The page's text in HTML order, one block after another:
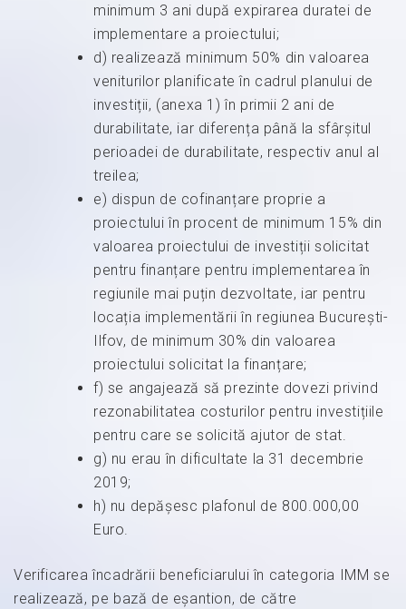
minimum 3 ani după expirarea duratei de
implementare a proiectului;
d) realizează minimum 50% din valoarea
veniturilor planificate în cadrul planului de
investiții, (anexa 1) în primii 2 ani de
durabilitate, iar diferența până la sfârșitul
perioadei de durabilitate, respectiv anul al
treilea;
e) dispun de cofinanțare proprie a
proiectului în procent de minimum 15% din
valoarea proiectului de investiții solicitat
pentru finanțare pentru implementarea în
regiunile mai puțin dezvoltate, iar pentru
locația implementării în regiunea București-
Ilfov, de minimum 30% din valoarea
proiectului solicitat la finanțare;
f) se angajează să prezinte dovezi privind
rezonabilitatea costurilor pentru investițiile
pentru care se solicită ajutor de stat.
g) nu erau în dificultate la 31 decembrie
2019;
h) nu depăşesc plafonul de 800.000,00
Euro.
Verificarea încadrării beneficiarului în categoria IMM se
realizează, pe bază de eșantion, de către